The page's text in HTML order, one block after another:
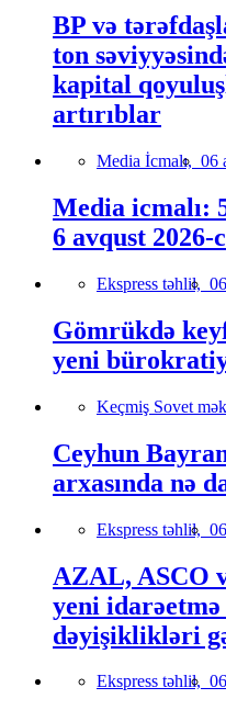
BP və
ton
kapital
artırıblar
Media İcmalı, 06
Media icmalı:
6 avqust 2026-
Ekspress təhlil,
Gömrükdə
yeni
Keçmiş Sovet
Ceyhun
arxasında nə
Ekspress təhlil,
AZAL, ASCO
yeni idarəetmə
dəyişiklikləri
Ekspress təhlil,